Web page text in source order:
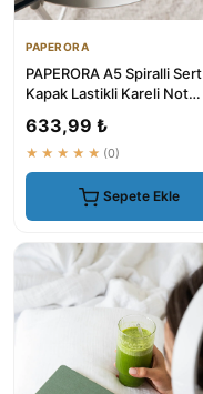
PAPERORA
PAPERORA A5 Spiralli Sert
Kapak Lastikli Kareli Not
633,99 ₺
★★★★★ (0)
Sepete Ekle